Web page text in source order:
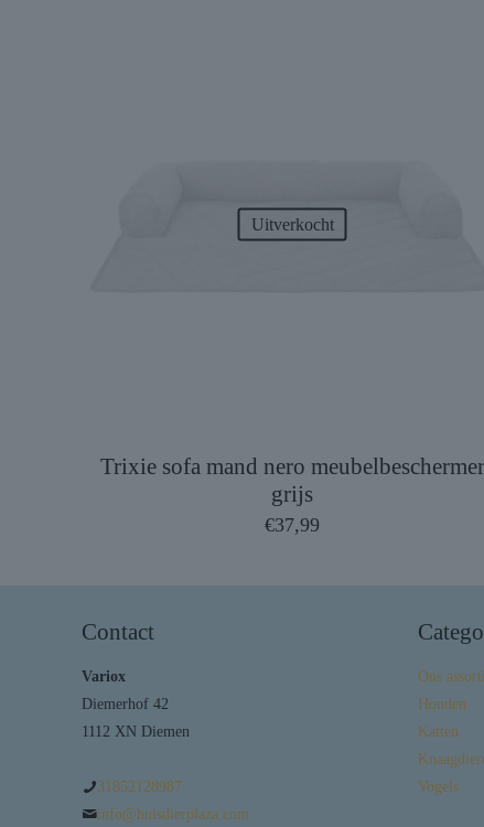
Uitverkocht
Trixie sofa mand nero meubelbeschermer
grijs
€37,99
Contact
Variox
Diemerhof 42
1112 XN Diemen
31852128987
info@huisdierplaza.com
Ons
Honden
Katten
Vogels